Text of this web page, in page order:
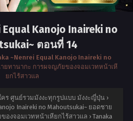
Equal Kanojo Inaireki no
ตอนที่ 14
~Nenrei Equal Kanojo Inaireki no
ยทานากะ การผจญภัยของจอมเวทหน้าเหี
ยกไร้สาวแล
ร ศูนย์รวมมังงะทุกรูปแบบ มังงะญี่ปุ่น ›
Inaireki no Mahoutsukai~ ยอดชาย
องจอมเวทหน้าเหียกไร้สาวแล › Tanaka